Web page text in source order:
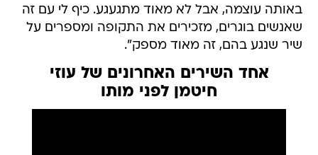
באותה עוצמה, אבל לא מאוד מתגעגע. כיף לי עם זה
שאנשים בוגרים, מזכירים את התקופה ומספרים על
שיר שנגע בהם, זה מאוד מספק".
אחד השירים האחרונים של עוזי
חיטמן לפני מותו